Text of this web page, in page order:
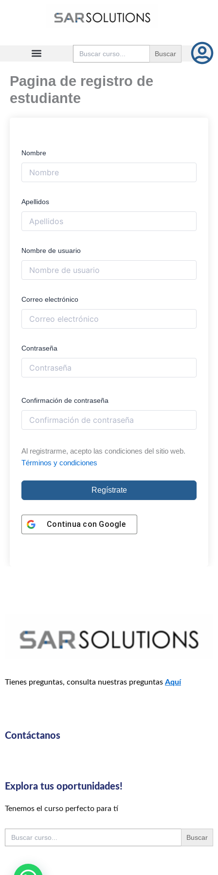
Buscar:
Pagina de registro de
estudiante
Nombre
Apellidos
Nombre de usuario
Correo electrónico
Contraseña
Confirmación de contraseña
Al registrarme, acepto las condiciones del sitio web.
Términos y condiciones
Regístrate
Continua con Google
Tienes preguntas, consulta nuestras preguntas Aquí
Contáctanos
Explora tus oportunidades!
Tenemos el curso perfecto para tí
Buscar: